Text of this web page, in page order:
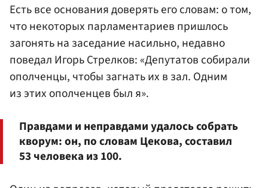
Есть все основания доверять его словам: о том,
что некоторых парламентариев пришлось
загонять на заседание насильно, недавно
поведал Игорь Стрелков: «Депутатов собирали
ополченцы, чтобы загнать их в зал. Одним
из этих ополченцев был я».
Правдами и неправдами удалось собрать
кворум: он, по словам Цекова, составил
53 человека из 100.